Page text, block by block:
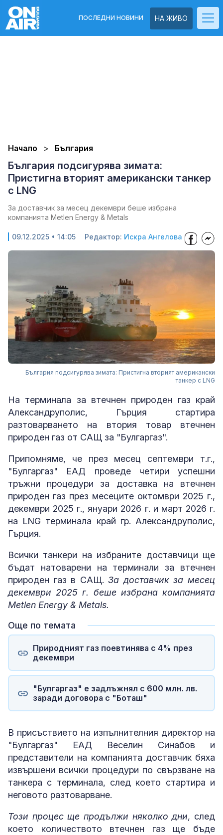
НА ЖИВО
ПОСЛЕДНИ НОВИНИ
Начало България
България подсигурява зимата:
Пристигна вторият американски танкер
с LNG
За доставчик за месец декември беше избрана
компанията Metlen Energy & Metals
09.12.2025 • 14:05 Редактор: Искра Ангелова
България подсигурява зимата: Пристигна вторият американски
танкер с LNG
На терминала за втечнен природен газ край
Александруполис, Гърция стартира
разтоварването на втория товар втечнен
природен газ от САЩ за "Булгаргаз".
Припомняме, че през месец септември т.г.,
"Булгаргаз" ЕАД проведе четири успешни
тръжни процедури за доставка на втечнен
природен газ през месеците октомври 2025 г.,
декември 2025 г., януари 2026 г. и март 2026 г.
на LNG терминала край гр. Александруполис,
Гърция.
Всички танкери на избраните доставчици ще
бъдат натоварени на терминали за втечнен
природен газ в САЩ.За доставчик за месец
декември 2025 г. беше избрана компанията
Metlen Energy & Metals.
Още по темата
Природният газ поевтинява с 4% през
декември
"Булгаргаз" е задлъжнял с 600 млн. лв.
заради договора с "Боташ"
В присъствието на изпълнителния директор на
"Булгаргаз" ЕАД Веселин Синабов и
представители на компанията доставчик бяха
извършени всички процедури по свързване на
танкера с терминала, след което стартира и
неговото разтоварване.
Този процес ще продължи няколко дни, след
което количеството втечнен газ ще бъде